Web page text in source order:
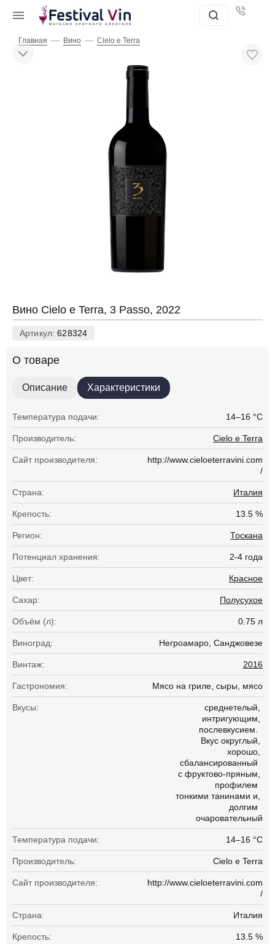
Главная — Вино — Cielo e Terra
Вино Cielo e Terra, 3 Passo, 2022
Артикул:628324
О товаре
Описание Характеристики
Температура подачи: 14–16 °С
Производитель: Cielo e Terra
Сайт производителя:
http://www.cieloeterravini.com
/
Страна: Италия
Крепость: 13.5 %
Регион: Тоскана
Потенциал хранения: 2-4 года
Цвет: Красное
Сахар: Полусухое
Объём (л): 0.75 л
Виноград: Негроамаро Санджовезе
Винтаж: 2016
Гастрономия: Мясо на гриле сыры мясо
Вкусы:
среднетелый
интригующим
послевкусием.
Вкус округлый
хорошо
сбалансированный
с фруктово-пряным
профилем
тонкими танинами и
долгим
очаровательный
Температура подачи: 14–16 °С
Производитель: Cielo e Terra
Сайт производителя:
http://www.cieloeterravini.com
/
Страна: Италия
Крепость: 13.5 %